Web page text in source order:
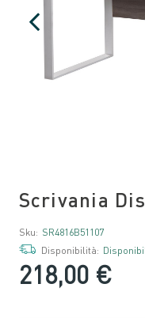
Scrivania
Sku: SR4816B51107
Disponibilità:
218,00 €